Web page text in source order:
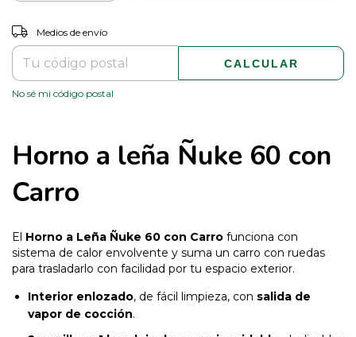
Entregas para el CP:
Medios de envío
CALCULAR
No sé mi código postal
Horno a leña Ñuke 60 con
Carro
El Horno a Leña Ñuke 60 con Carro funciona con
sistema de calor envolvente y suma un carro con ruedas
para trasladarlo con facilidad por tu espacio exterior.
Interior enlozado, de fácil limpieza, con salida de
vapor de cocción.